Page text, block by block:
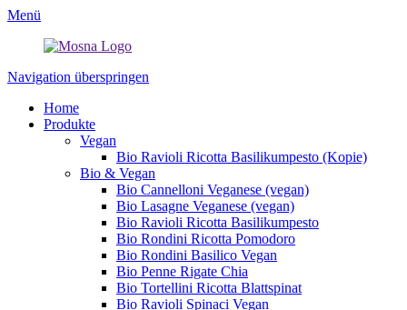
Menü
Navigation überspringen
Home
Produkte
Vegan
Bio Ravioli Ricotta Basilikumpesto (Kopie)
Bio & Vegan
Bio Cannelloni Veganese (vegan)
Bio Lasagne Veganese (vegan)
Bio Ravioli Ricotta Basilikumpesto
Bio Rondini Ricotta Pomodoro
Bio Rondini Basilico Vegan
Bio Penne Rigate Chia
Bio Tortellini Ricotta Blattspinat
Bio Ravioli Spinaci Vegan